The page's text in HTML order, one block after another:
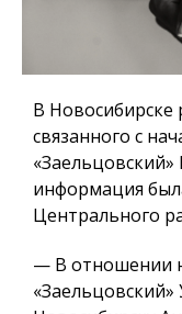
В Новосибирске
связанного с
информация
Центрального
— В отношении